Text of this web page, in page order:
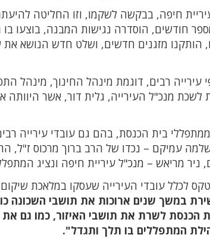
חיפה, בבקשה לשקמו, וזו החליטה
חודשים, הוסדרה נגישות המבנה, בוצעו בו
הותקנו מזגנים חדשים, ושלט חדש הנושא
עירייה רבים, דוגמת מינהל החינוך, מינהל
מנכ"ל העירייה, גלית דור, אשר היוותה
בית הכנסת, בהם גם עובדי עירייה
עמיקם – נכדו של הרב ברוך מרכוס ז"ל,
מריאש – מנכ"ל עיריית חיפה ונציג
לכלל עובדי העירייה שעסקו במלאכת
במשך שנים ארוכות את תושבי השכונה
הכנסת לשרת את תושבי האיזור, כמו גם את
המתפללים בו תלך ותגדל".